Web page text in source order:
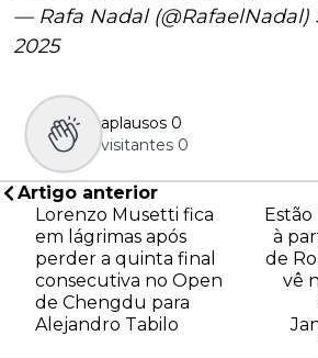
— Rafa Nadal (@RafaelNadal)
2025
aplausos 0
visitantes 0
Artigo anterior
Lorenzo Musetti fica
em lágrimas após
perder a quinta final
consecutiva no Open
de Chengdu para
Alejandro Tabilo
à
de
vê